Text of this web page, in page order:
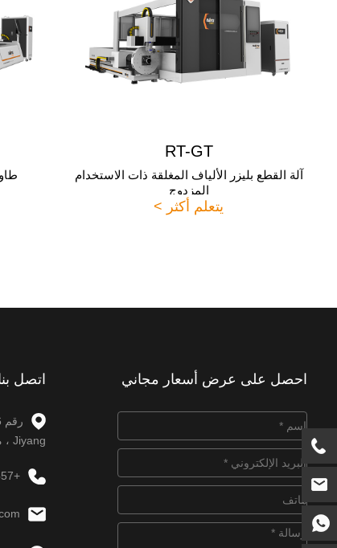
RT-GT
آلة القطع بليزر الألياف المغلقة ذات الاستخدام
المزدوج
يتعلم أكثر >
اتصل
Jiyang ، مدينة Jinan ، مقاطعة Shandong.
+86-531-88239557
احصل على عرض أسعار مجاني